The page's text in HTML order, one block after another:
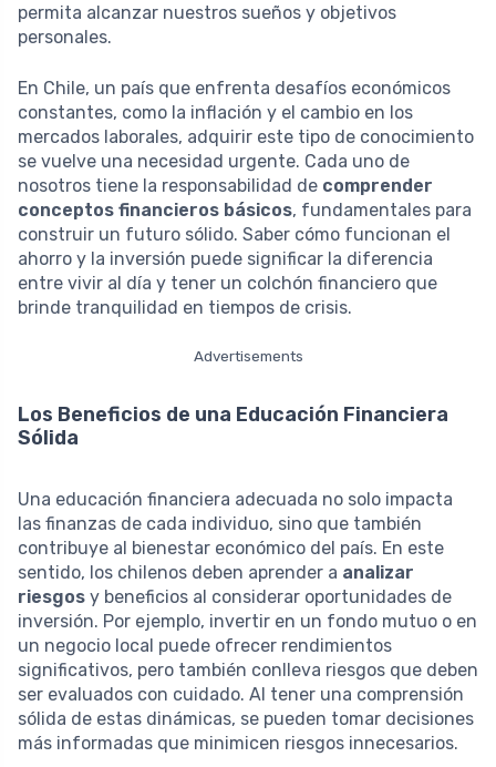
permita alcanzar nuestros sueños y objetivos
personales.
En Chile, un país que enfrenta desafíos económicos
constantes, como la inflación y el cambio en los
mercados laborales, adquirir este tipo de conocimiento
se vuelve una necesidad urgente. Cada uno de
nosotros tiene la responsabilidad de comprender
conceptos financieros básicos, fundamentales para
construir un futuro sólido. Saber cómo funcionan el
ahorro y la inversión puede significar la diferencia
entre vivir al día y tener un colchón financiero que
brinde tranquilidad en tiempos de crisis.
Advertisements
Los Beneficios de una Educación Financiera
Sólida
Una educación financiera adecuada no solo impacta
las finanzas de cada individuo, sino que también
contribuye al bienestar económico del país. En este
sentido, los chilenos deben aprender a analizar
riesgos y beneficios al considerar oportunidades de
inversión. Por ejemplo, invertir en un fondo mutuo o en
un negocio local puede ofrecer rendimientos
significativos, pero también conlleva riesgos que deben
ser evaluados con cuidado. Al tener una comprensión
sólida de estas dinámicas, se pueden tomar decisiones
más informadas que minimicen riesgos innecesarios.